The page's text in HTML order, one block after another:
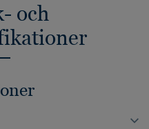
och